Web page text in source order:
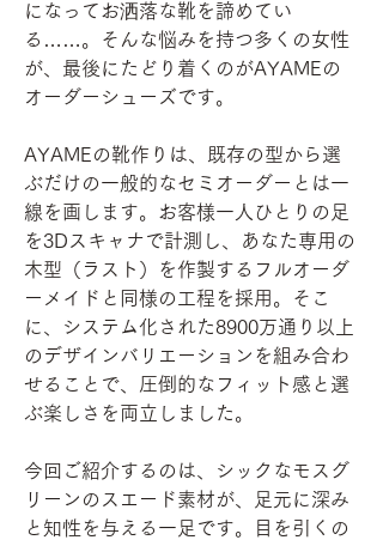
になってお洒落な靴を諦めてい
る……。そんな悩みを持つ多くの女性
が、最後にたどり着くのがAYAMEの
オーダーシューズです。
AYAMEの靴作りは、既存の型から選
ぶだけの一般的なセミオーダーとは一
線を画します。お客様一人ひとりの足
を3Dスキャナで計測し、あなた専用の
木型（ラスト）を作製するフルオーダ
ーメイドと同様の工程を採用。そこ
に、システム化された8900万通り以上
のデザインバリエーションを組み合わ
せることで、圧倒的なフィット感と選
ぶ楽しさを両立しました。
今回ご紹介するのは、シックなモスグ
リーンのスエード素材が、足元に深み
と知性を与える一足です。目を引くの